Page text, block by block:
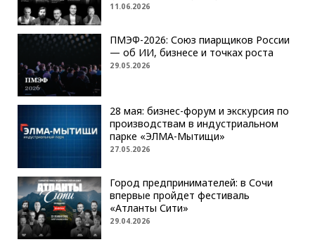
11.06.2026
ПМЭФ-2026: Союз пиарщиков России
— об ИИ, бизнесе и точках роста
29.05.2026
28 мая: бизнес-форум и экскурсия по
производствам в индустриальном
парке «ЭЛМА-Мытищи»
27.05.2026
Город предпринимателей: в Сочи
впервые пройдет фестиваль
«Атланты Сити»
29.04.2026